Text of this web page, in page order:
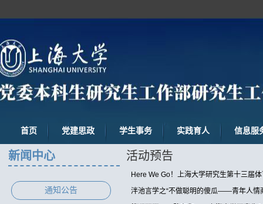
首页 党建思政 学生事务 实践育人 信息服
新闻中心
通知公告
活动预告
Here We Go！上海大学研究生第十三届
泮池言学之“不做聪明的傻瓜——青年人情